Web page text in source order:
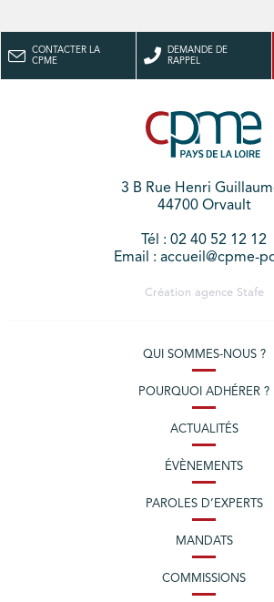
CONTACTER LA
CPME
DEMANDE DE
RAPPEL
3 B Rue Henri
44700 Orvault
Tél : 02 40 52 12 12
Email : accueil@cpme-
Création agence Stafe
QUI SOMMES-NOUS ?
POURQUOI ADHÉRER ?
ACTUALITÉS
ÉVÈNEMENTS
PAROLES D’EXPERTS
MANDATS
COMMISSIONS